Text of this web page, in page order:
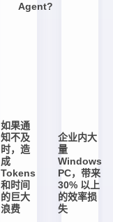
Agent?
如果通
知不及
时，造
成
Tokens
和时间
的巨大
浪费
企业内大
量
Windows
PC，带来
30% 以上
的效率损
失